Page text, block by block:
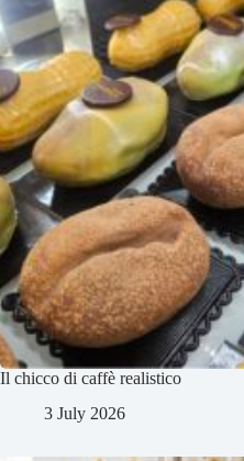
Il chicco di caffè realistico
3 July 2026